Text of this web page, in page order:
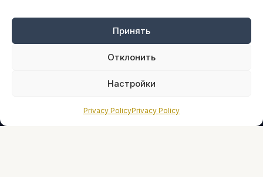
Принять
Отклонить
Настройки
Privacy PolicyPrivacy Policy
Оплата онлайн